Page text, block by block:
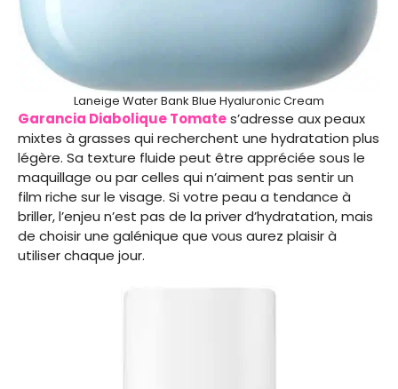
Laneige Water Bank Blue Hyaluronic Cream
Garancia Diabolique Tomates’adresse aux peaux
mixtes à grasses qui recherchent une hydratation plus
légère. Sa texture fluide peut être appréciée sous le
maquillage ou par celles qui n’aiment pas sentir un
film riche sur le visage. Si votre peau a tendance à
briller, l’enjeu n’est pas de la priver d’hydratation, mais
de choisir une galénique que vous aurez plaisir à
utiliser chaque jour.